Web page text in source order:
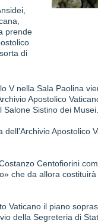
prende
di
V nella Sala Paolina
Apostolico
Sistino dei Musei.
dell’Archivio Apostolico
Centofiorini
che da allora costituirà
Vaticano il piano
della Segreteria di